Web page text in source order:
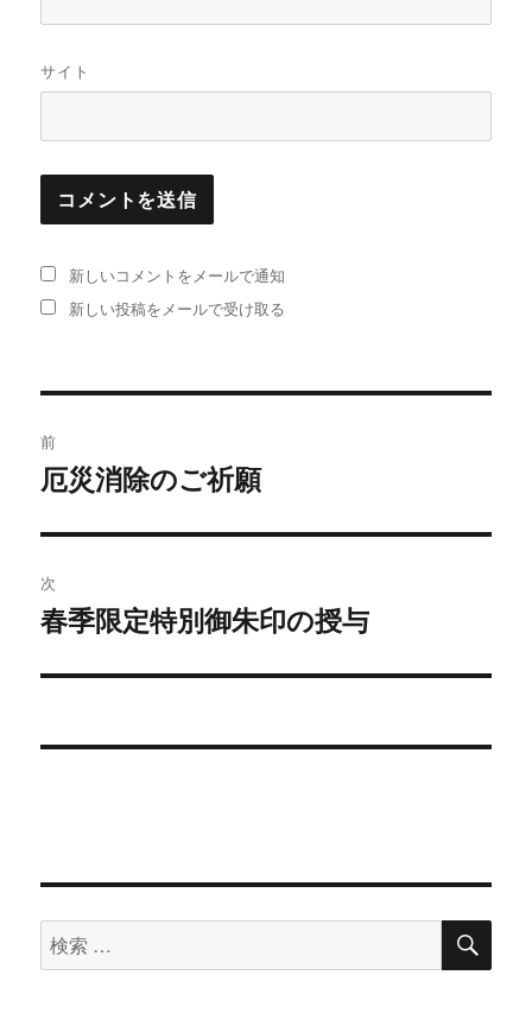
サイト
新しいコメントをメールで通知
新しい投稿をメールで受け取る
稿
ビ
ゲ
ー
前
過
の
投
稿:
厄災消除のご祈願
次
次
投
春季限定特別御朱印の授与
検
索
検